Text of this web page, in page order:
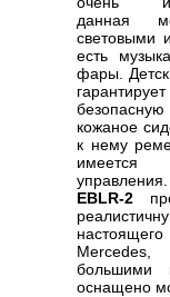
данная
световыми
есть
фары.
кожаное
к нему
имеется
EBLR-2
большими
оснащено